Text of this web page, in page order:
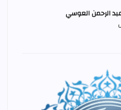
الرحمن العوسي